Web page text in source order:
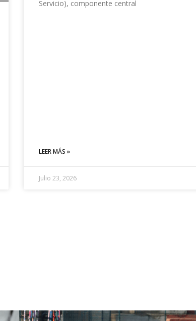
Servicio), componente central
LEER MÁS »
Julio 23, 2026